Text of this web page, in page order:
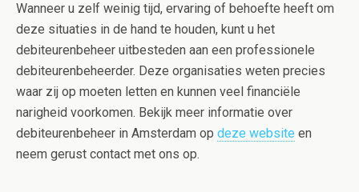
Wanneer u zelf weinig tijd, ervaring of behoefte heeft om
deze situaties in de hand te houden, kunt u het
debiteurenbeheer uitbesteden aan een professionele
debiteurenbeheerder. Deze organisaties weten precies
waar zij op moeten letten en kunnen veel financiële
narigheid voorkomen. Bekijk meer informatie over
debiteurenbeheer in Amsterdam op deze website en
neem gerust contact met ons op.